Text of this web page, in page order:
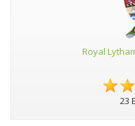
Royal
23